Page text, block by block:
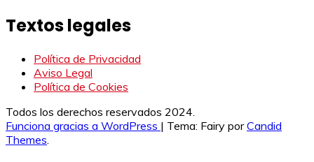
Textos legales
Política de Privacidad
Aviso Legal
Política de Cookies
Todos los derechos reservados 2024.
Funciona gracias a WordPress | Tema: Fairy porCandid
Themes